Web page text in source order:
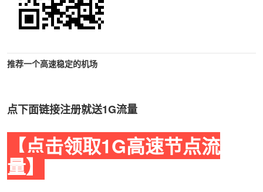
推荐一个高速稳定的机场
点下面链接注册就送1G流量
【点击领取1G高速节点流
量】